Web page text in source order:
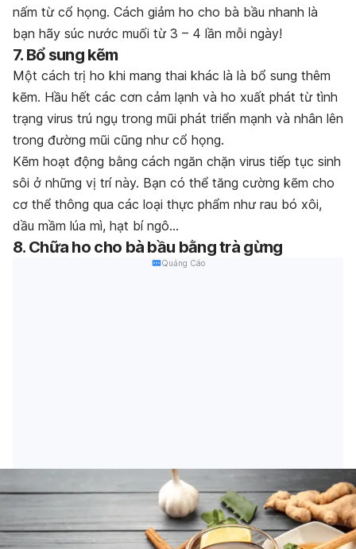
nấm từ cổ họng. Cách giảm ho cho bà bầu nhanh là
bạn hãy súc nước muối từ 3 – 4 lần mỗi ngày!
7. Bổ sung kẽm
Một cách trị ho khi mang thai khác là là bổ sung thêm
kẽm. Hầu hết các cơn cảm lạnh và ho xuất phát từ tình
trạng virus trú ngụ trong mũi phát triển mạnh và nhân lên
trong đường mũi cũng như cổ họng.
Kẽm hoạt động bằng cách ngăn chặn virus tiếp tục sinh
sôi ở những vị trí này. Bạn có thể tăng cường kẽm cho
cơ thể thông qua các loại thực phẩm như rau bó xôi,
dầu mầm lúa mì, hạt bí ngô…
8. Chữa ho cho bà bầu bằng trà gừng
Quảng Cáo